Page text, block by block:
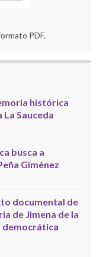
PDF.
histórica
La Sauceda
busca a
Giménez
documental de
de Jimena de la
democrática